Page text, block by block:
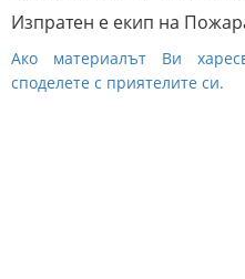
Изпратен е екип на
Ако материалът Ви
споделете с приятелите си.